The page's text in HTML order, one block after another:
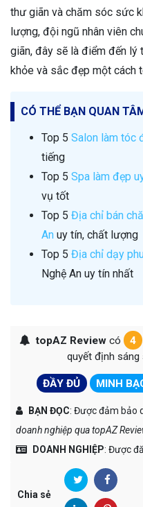
thư giãn và chăm sóc sức
lượng, đội ngũ nhân viên
giãn, đây sẽ là điểm đến
khỏe và sắc đẹp một cách
CÓ THỂ BẠN QUAN
Top 5 Salon làm tóc
tiếng
Top 5 Spa làm đẹp
vụ tốt
Top 5 Địa chỉ bán
An uy tín, chất lượng
Top 5 Địa chỉ dạy
Nghệ An uy tín nhất
topAZ Reviewcó 4
quyết định
ĐẦY ĐỦ MINH
BẠN ĐỌC: Được đảm bảo
doanh nghiệp qua topAZ
DOANH NGHIỆP: Được
Chia sẻ